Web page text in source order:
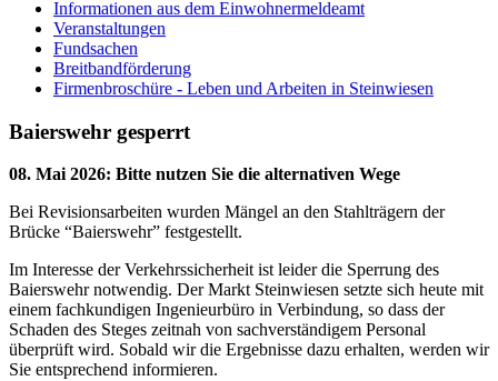
Informationen aus dem Einwohnermeldeamt
Veranstaltungen
Fundsachen
Breitbandförderung
Firmenbroschüre - Leben und Arbeiten in Steinwiesen
Baierswehr gesperrt
08. Mai 2026: Bitte nutzen Sie die alternativen Wege
Bei Revisionsarbeiten wurden Mängel an den Stahlträgern der
Brücke “Baierswehr” festgestellt.
Im Interesse der Verkehrssicherheit ist leider die Sperrung des
Baierswehr notwendig. Der Markt Steinwiesen setzte sich heute mit
einem fachkundigen Ingenieurbüro in Verbindung, so dass der
Schaden des Steges zeitnah von sachverständigem Personal
überprüft wird. Sobald wir die Ergebnisse dazu erhalten, werden wir
Sie entsprechend informieren.